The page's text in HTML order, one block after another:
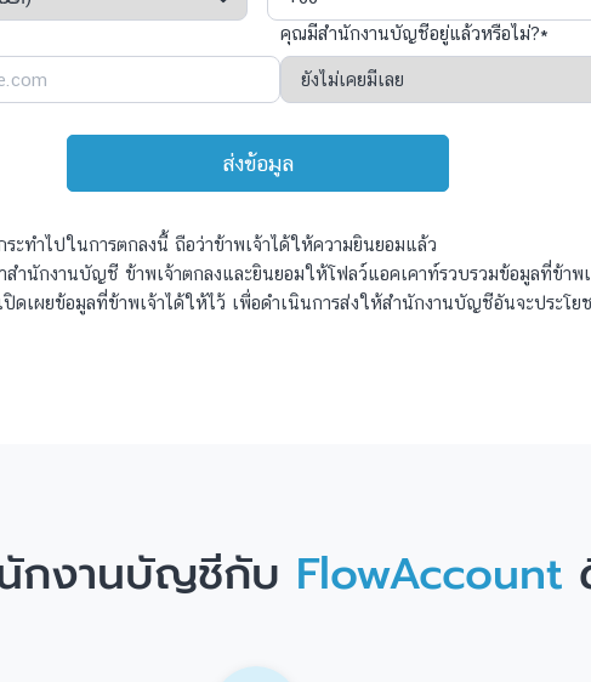
คุณมีสำนักงานบัญชีอยู่แล้วหรือไม่?*
ะทำไปในการตกลงนี้ ถือว่าข้าพเจ้าได้ให้ความยินยอมแล้ว
ำนักงานบัญชี ข้าพเจ้าตกลงและยินยอมให้โฟลว์แอคเคาท์รวบรวมข้อมูลที่ข้าพ
ดเผยข้อมูลที่ข้าพเจ้าได้ให้ไว้ เพื่อดำเนินการส่งให้สำนักงานบัญชีอันจะประโย
นักงานบัญชีกับ FlowAccount